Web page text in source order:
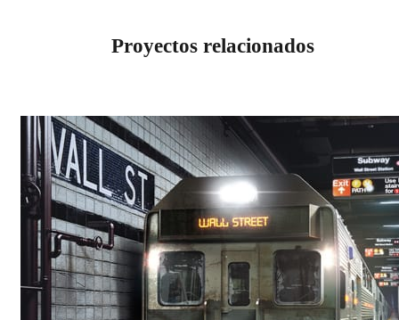
Proyectos relacionados